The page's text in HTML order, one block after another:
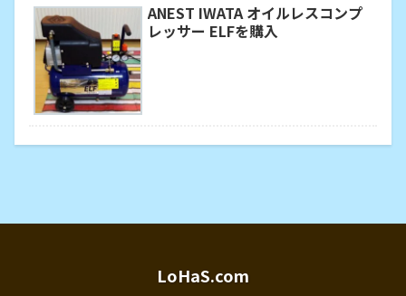
ANEST IWATA オイルレスコンプ
レッサー ELFを購入
LoHaS.com